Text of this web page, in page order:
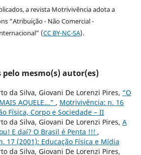
a revista Motrivivência adota a
“Atribuição - Não Comercial -
(CC BY-NC-SA).
mesmo(s) autor(es)
da Silva, Giovani De Lorenzi Pires, “O
AQUELE...” , Motrivivência: n. 16
Física, Corpo e Sociedade – II
da Silva, Giovani De Lorenzi Pires, A
E daí? O Brasil é Penta !!! ,
17 (2001): Educação Física e Mídia
da Silva, Giovani De Lorenzi Pires,